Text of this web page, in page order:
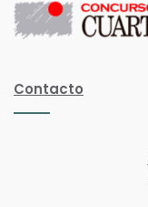
Contacto